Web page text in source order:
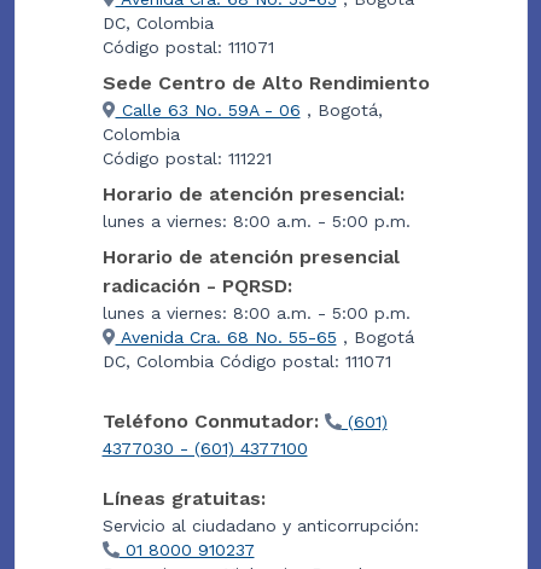
DC, Colombia
Código postal: 111071
Sede Centro de Alto Rendimiento
Calle 63 No. 59A - 06 , Bogotá,
Colombia
Código postal: 111221
Horario de atención presencial:
lunes a viernes: 8:00 a.m. - 5:00 p.m.
Horario de atención presencial
radicación - PQRSD:
lunes a viernes: 8:00 a.m. - 5:00 p.m.
Avenida Cra. 68 No. 55-65 , Bogotá
DC, Colombia Código postal: 111071
Teléfono Conmutador:
(601)
4377030 - (601) 4377100
Líneas gratuitas:
Servicio al ciudadano y anticorrupción:
01 8000 910237